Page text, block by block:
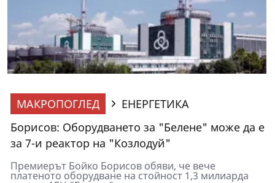
МАКРОПОГЛЕД
ЕНЕРГЕТИКА
Борисов: Оборудването за "Белене" може да е
за 7-и реактор на "Козлодуй"
Премиерът Бойко Борисов обяви, че вече
платеното оборудване на стойност 1,3 милиарда